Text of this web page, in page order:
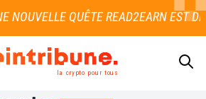
la crypto pour tous